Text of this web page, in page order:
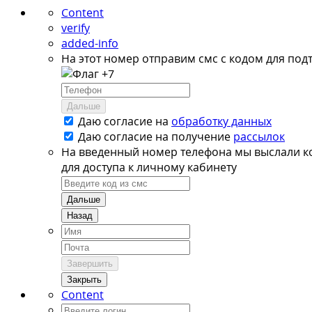
Content
verify
added-info
На этот номер отправим смс с кодом для
+7
Дальше
Даю согласие на обработку данных
Даю согласие на получение рассылок
На введенный номер телефона мы выслали
для доступа к личному кабинету
Дальше
Назад
Завершить
Закрыть
Content